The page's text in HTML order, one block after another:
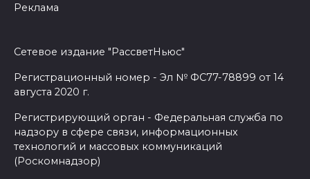
Реклама
Сетевое издание "РассветНьюс"
Регистрационный номер - Эл № ФС77-78899 от 14
августа 2020 г.
Регистрирующий орган - Федеральная служба по
надзору в сфере связи, информационных
технологий и массовых коммуникаций
(Роскомнадзор)